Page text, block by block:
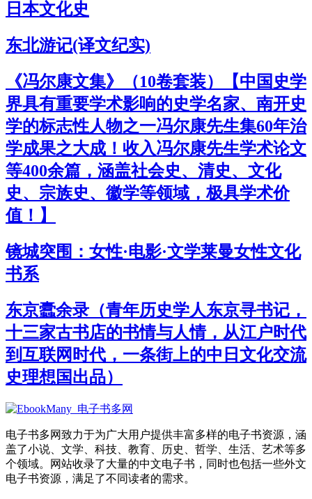
日本文化史
东北游记(译文纪实)
《冯尔康文集》（10卷套装）【中国史学
界具有重要学术影响的史学名家、南开史
学的标志性人物之一冯尔康先生集60年治
学成果之大成！收入冯尔康先生学术论文
等400余篇，涵盖社会史、清史、文化
史、宗族史、徽学等领域，极具学术价
值！】
镜城突围：女性·电影·文学莱曼女性文化
书系
东京蠹余录（青年历史学人东京寻书记，
十三家古书店的书情与人情，从江户时代
到互联网时代，一条街上的中日文化交流
史理想国出品）
电子书多网致力于为广大用户提供丰富多样的电子书资源，涵
盖了小说、文学、科技、教育、历史、哲学、生活、艺术等多
个领域。网站收录了大量的中文电子书，同时也包括一些外文
电子书资源，满足了不同读者的需求。